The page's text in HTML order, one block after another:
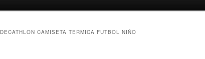
DECATHLON CAMISETA TERMICA FUTBOL NIÑO